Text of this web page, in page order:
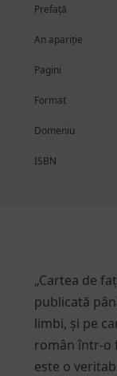
și
Prefață
An apariție
Pagini
Format
Domeniu
ISBN
„Cartea de
publicată
limbi, și pe
român într-o
este o